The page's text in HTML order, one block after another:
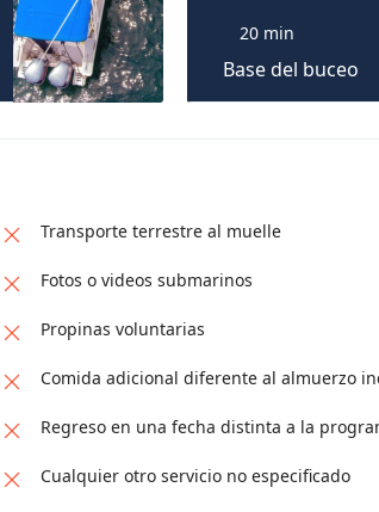
20 min
Base del buceo
Transporte terrestre al muelle
Fotos o videos submarinos
Propinas voluntarias
Comida adicional diferente al almuerzo
Regreso en una fecha distinta a la
Cualquier otro servicio no especificado